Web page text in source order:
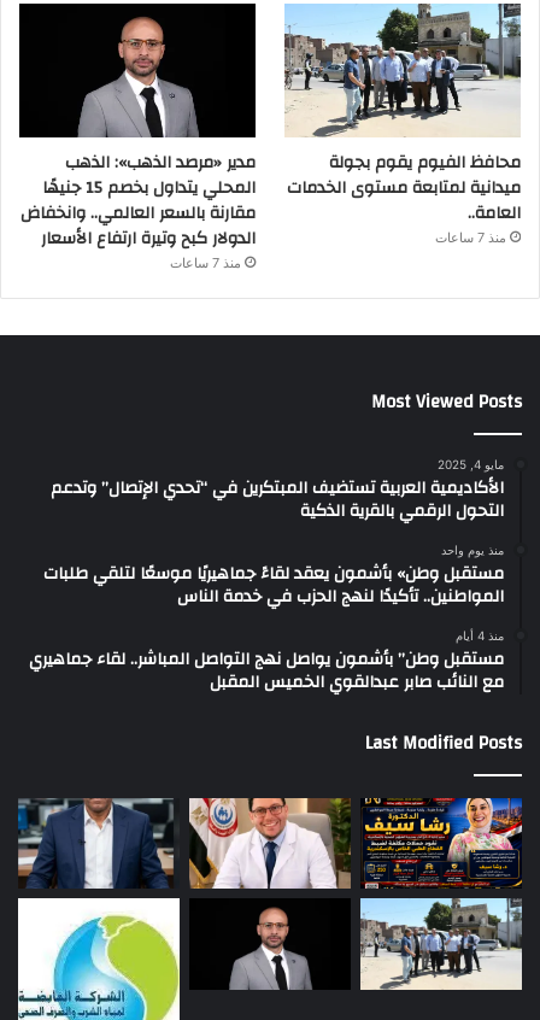
محافظ الفيوم يقوم بجولة
ميدانية لمتابعة مستوى الخدمات
العامة..
منذ 7 ساعات
مدير «مرصد الذهب»: الذهب
المحلي يتداول بخصم 15 جنيهًا
مقارنة بالسعر العالمي.. وانخفاض
الدولار كبح وتيرة ارتفاع الأسعار
منذ 7 ساعات
Most Viewed Posts
مايو 4, 2025
الأكاديمية العربية تستضيف المبتكرين في “تحدي الإتصال” وتدعم
التحول الرقمي بالقرية الذكية
منذ يوم واحد
مستقبل وطن» بأشمون يعقد لقاءً جماهيريًا موسعًا لتلقي طلبات
المواطنين.. تأكيدًا لنهج الحزب في خدمة الناس
منذ 4 أيام
مستقبل وطن” بأشمون يواصل نهج التواصل المباشر.. لقاء جماهيري
مع النائب صابر عبدالقوي الخميس المقبل
Last Modified Posts